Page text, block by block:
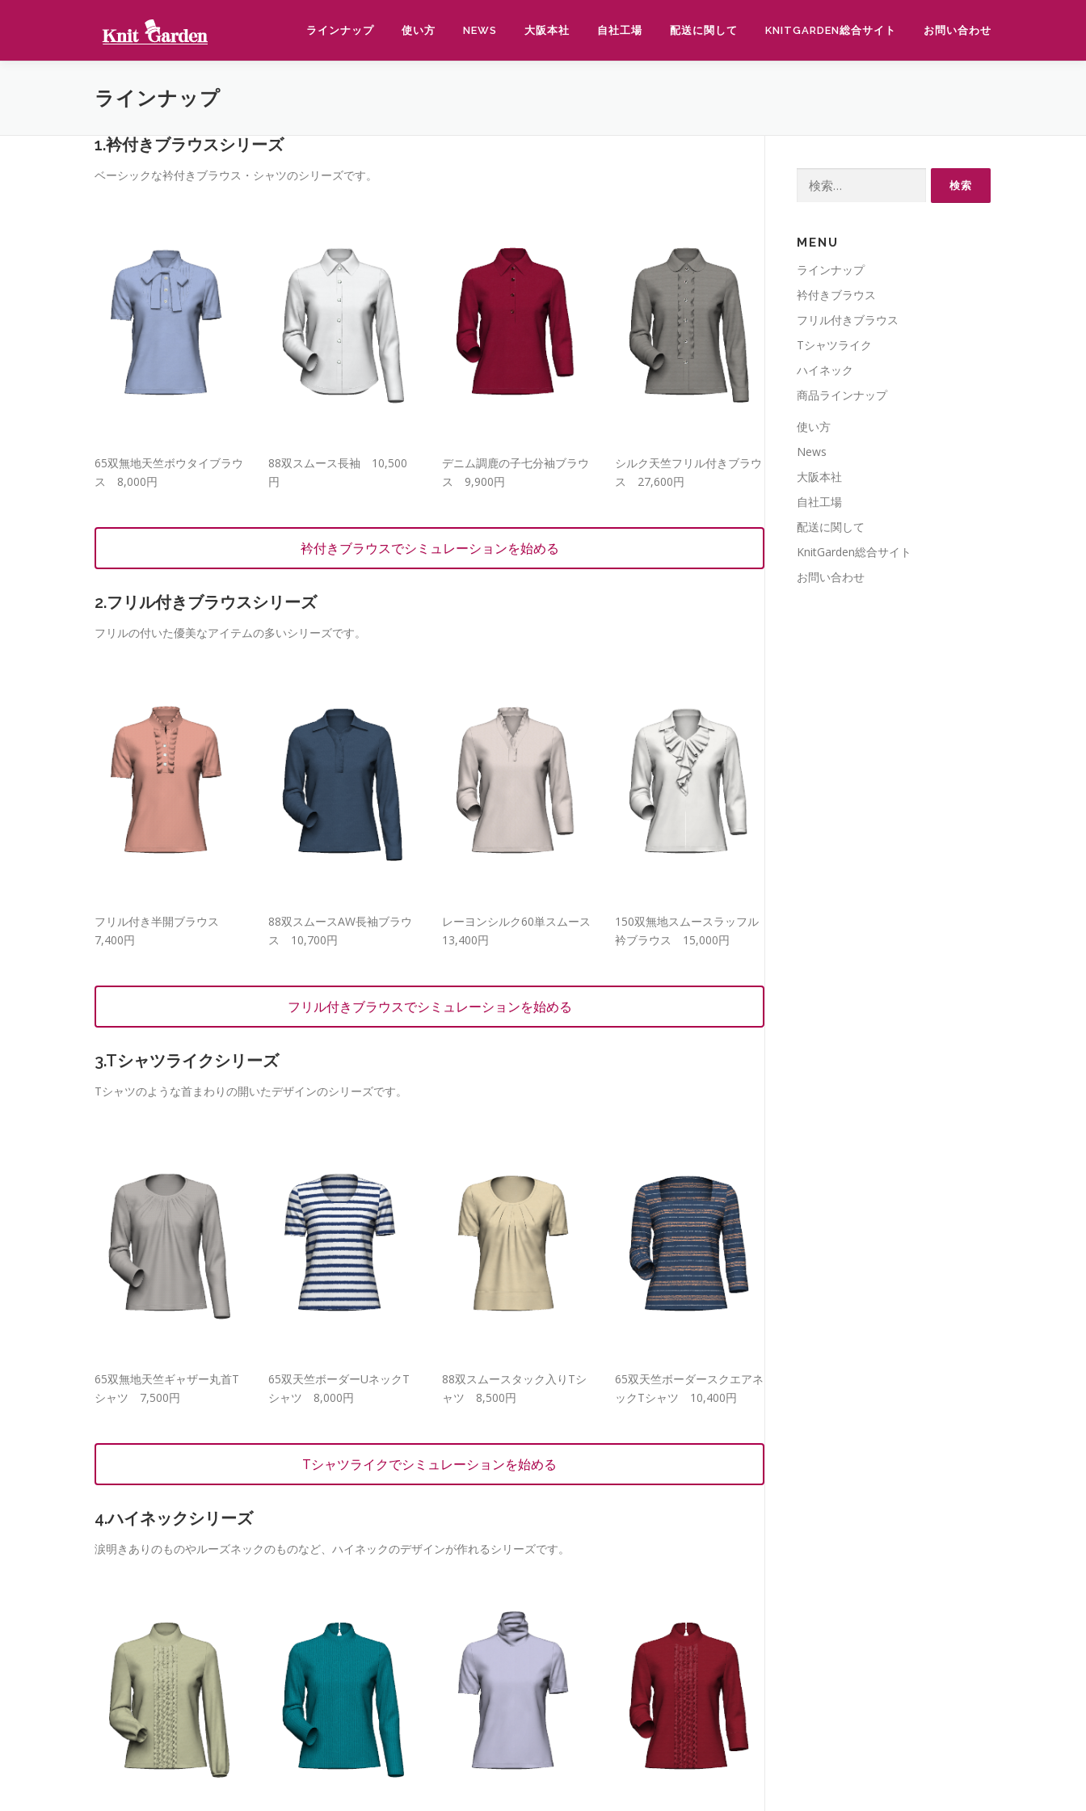
ン
ラインナップ 使い方 NEWS 大阪本社 自社工場 配送に関して KNITGARDEN総合サイト お問い合わせ
ラインナップ
1.衿付きブラウスシリーズ
ベーシックな衿付きブラウス・シャツのシリーズです。
65双無地天竺ボウタイブラウ
ス 8,000円
88双スムース長袖 10,500
円
デニム調鹿の子七分袖ブラウ
ス 9,900円
シルク天竺フリル付きブラウ
ス 27,600円
衿付きブラウスでシミュレーションを始める
2.フリル付きブラウスシリーズ
フリルの付いた優美なアイテムの多いシリーズです。
フリル付き半開ブラウス
7,400円
88双スムースAW長袖ブラウ
ス 10,700円
レーヨンシルク60単スムース
13,400円
150双無地スムースラッフル
衿ブラウス 15,000円
フリル付きブラウスでシミュレーションを始める
3.Tシャツライクシリーズ
Tシャツのような首まわりの開いたデザインのシリーズです。
65双無地天竺ギャザー丸首T
シャツ 7,500円
65双天竺ボーダーUネックT
シャツ 8,000円
88双スムースタック入りTシ
ャツ 8,500円
65双天竺ボーダースクエアネ
ックTシャツ 10,400円
Tシャツライクでシミュレーションを始める
4.ハイネックシリーズ
涙明きありのものやルーズネックのものなど、ハイネックのデザインが作れるシリーズです。
MENU
ラインナップ
衿付きブラウス
フリル付きブラウス
Tシャツライク
ハイネック
商品ラインナップ
使い方
News
大阪本社
自社工場
配送に関して
KnitGarden総合サイト
お問い合わせ